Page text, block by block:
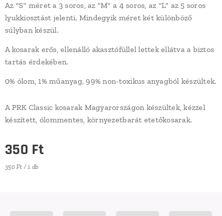
Az "S" méret a 3 soros, az "M" a 4 soros, az "L" az 5 soros
lyukkiosztást jelenti. Mindegyik méret két különböző
súlyban készül.
A kosarak erős, ellenálló akasztófüllel lettek ellátva a biztos
tartás érdekében.
0% ólom, 1% műanyag, 99% non-toxikus anyagból készültek.
A PRK Classic kosarak Magyarországon készültek, kézzel
készített, ólommentes, környezetbarát etetőkosarak.
350 Ft
350 Ft / 1 db